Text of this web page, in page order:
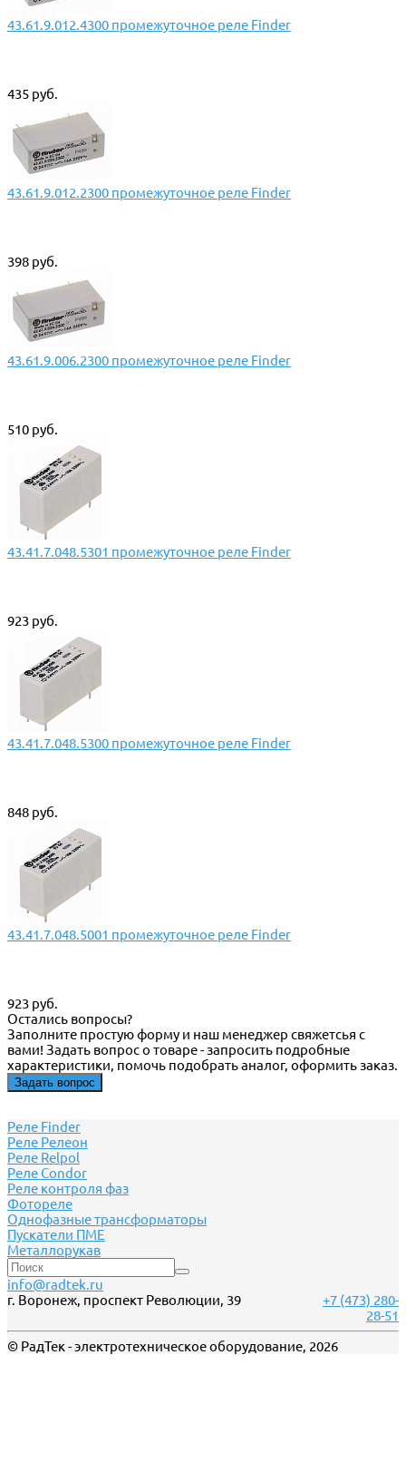
43.61.9.012.4300 промежуточное реле Finder
435 руб.
43.61.9.012.2300 промежуточное реле Finder
398 руб.
43.61.9.006.2300 промежуточное реле Finder
510 руб.
43.41.7.048.5301 промежуточное реле Finder
923 руб.
43.41.7.048.5300 промежуточное реле Finder
848 руб.
43.41.7.048.5001 промежуточное реле Finder
923 руб.
Остались вопросы?
Заполните простую форму и наш менеджер свяжетсья с
вами! Задать вопрос о товаре - запросить подробные
характеристики, помочь подобрать аналог, оформить заказ.
Задать вопрос
Реле Finder
Реле Релеон
Реле Relpol
Реле Сondor
Реле контроля фаз
Фотореле
Однофазные трансформаторы
Пускатели ПМЕ
Металлорукав
info@radtek.ru
г. Воронеж, проспект Революции, 39
+7 (473) 280-
28-51
© РадТек - электротехническое оборудование, 2026